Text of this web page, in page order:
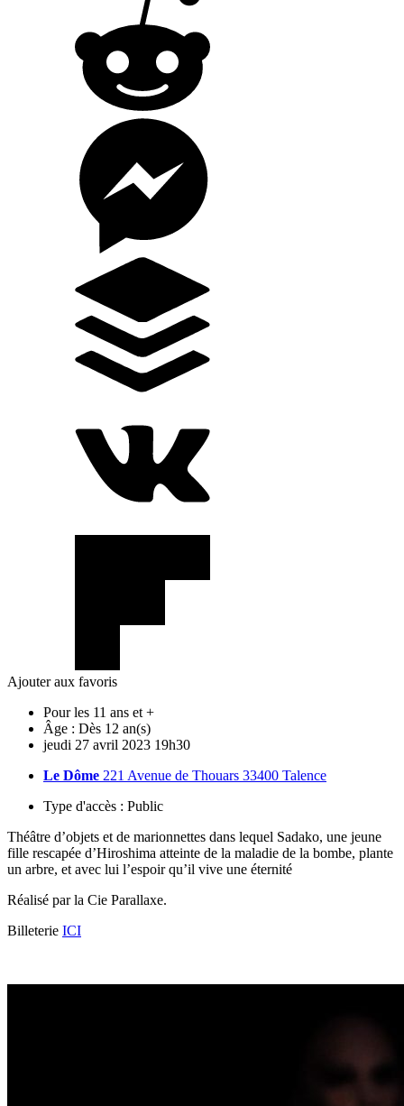
Ajouter aux favoris
Pour les 11 ans et +
Âge : Dès 12 an(s)
jeudi 27 avril 2023 19h30
Le Dôme 221 Avenue de Thouars 33400 Talence
Type d'accès : Public
Théâtre d’objets et de marionnettes dans lequel Sadako, une jeune
fille rescapée d’Hiroshima atteinte de la maladie de la bombe, plante
un arbre, et avec lui l’espoir qu’il vive une éternité
Réalisé par la Cie Parallaxe.
Billeterie ICI